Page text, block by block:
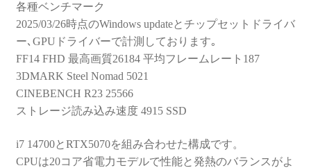
各種ベンチマーク
2025/03/26時点のWindows updateとチップセットドライバ
ー､GPUドライバーで計測しております｡
FF14 FHD 最高画質26184 平均フレームレート187
3DMARK Steel Nomad 5021
CINEBENCH R23 25566
ストレージ読み込み速度 4915 SSD
i7 14700とRTX5070を組み合わせた構成です。
CPUは20コア省電力モデルで性能と発熱のバランスがよ